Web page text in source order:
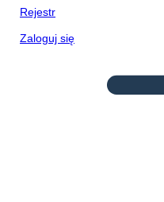
Rejestr
Zaloguj się